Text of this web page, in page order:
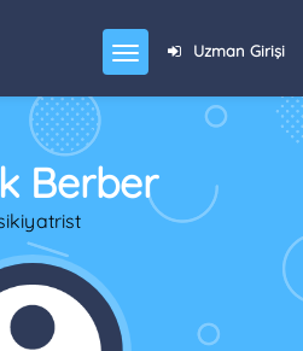
Uzman Girişi
Berber